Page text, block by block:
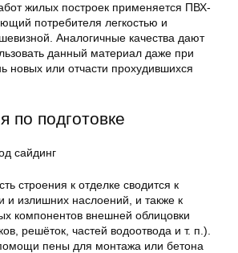
жилых построек применяется ПВХ-
потребителя легкостью и
Аналогичные качества дают
данный материал даже при
новых или отчасти прохудившихся
по подготовке
сайдинг
строения к отделке сводится к
и излишних наслоений, и также к
компонентов внешней облицовки
решёток, частей водоотвода и т. п.).
пены для монтажа или бетона